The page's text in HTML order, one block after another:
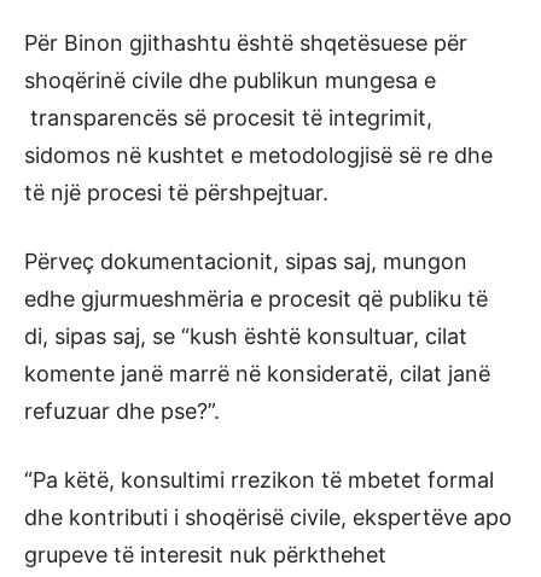
Për Binon gjithashtu është shqetësuese për
shoqërinë civile dhe publikun mungesa e
transparencës së procesit të integrimit,
sidomos në kushtet e metodologjisë së re dhe
të një procesi të përshpejtuar.
Përveç dokumentacionit, sipas saj, mungon
edhe gjurmueshmëria e procesit që publiku të
di, sipas saj, se “kush është konsultuar, cilat
komente janë marrë në konsideratë, cilat janë
refuzuar dhe pse?”.
“Pa këtë, konsultimi rrezikon të mbetet formal
dhe kontributi i shoqërisë civile, ekspertëve apo
grupeve të interesit nuk përkthehet